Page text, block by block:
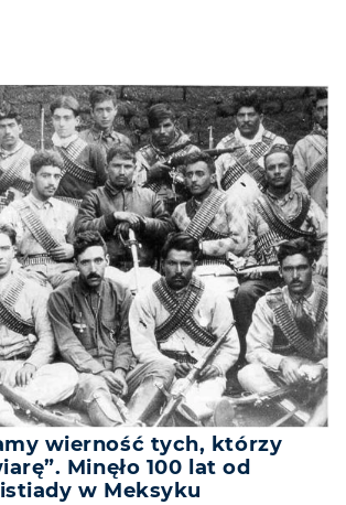
wierność tych, którzy
Minęło 100 lat od
w Meksyku